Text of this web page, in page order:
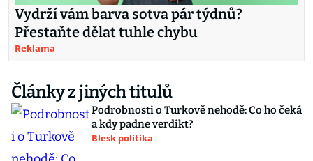
Vydrží vám barva sotva pár týdnů?
Přestaňte dělat tuhle chybu
Reklama
Články z jiných titulů
Podrobnosti o Turkově nehodě: Co ho čeká
a kdy padne verdikt?
Blesk politika